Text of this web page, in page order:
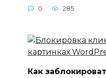
0 285
Как